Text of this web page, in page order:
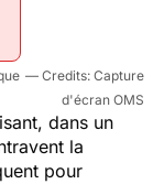
Capture
d'écran OMS
dans un
la
pour